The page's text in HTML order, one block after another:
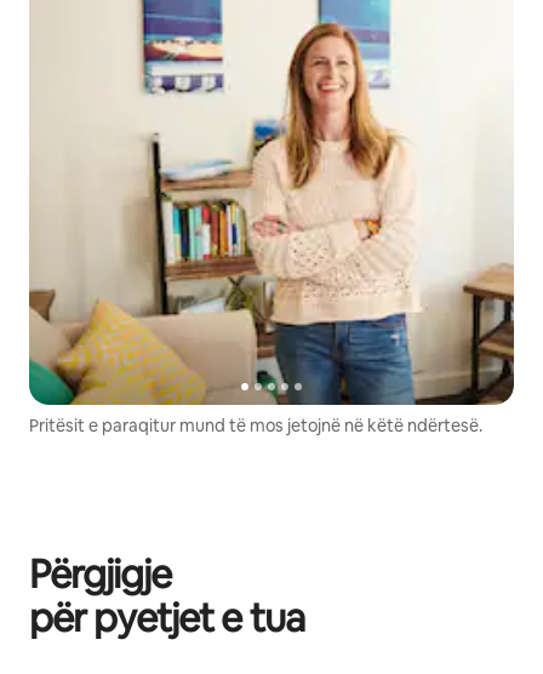
Pritësit e paraqitur mund të mos jetojnë në këtë ndërtesë.
Përgjigje
për pyetjet e tua